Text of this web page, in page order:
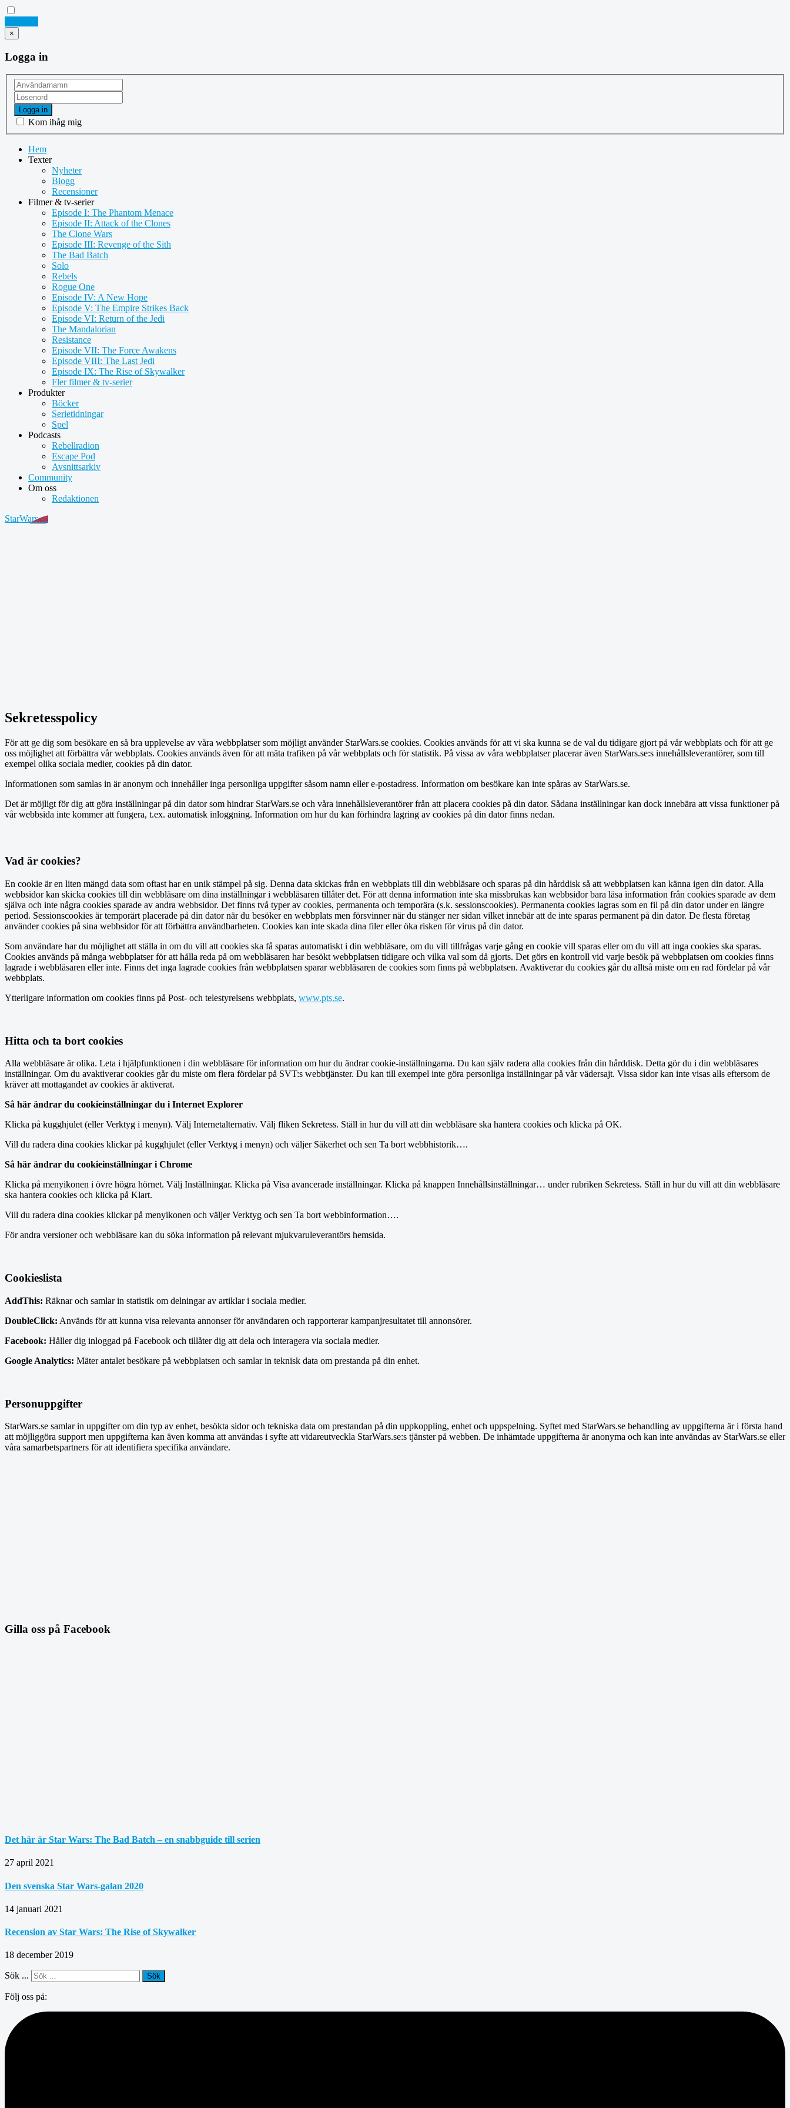
×
Logga in
Logga in
Kom ihåg mig
Hem
Texter
Nyheter
Blogg
Recensioner
Filmer & tv-serier
Episode I: The Phantom Menace
Episode II: Attack of the Clones
The Clone Wars
Episode III: Revenge of the Sith
The Bad Batch
Solo
Rebels
Rogue One
Episode IV: A New Hope
Episode V: The Empire Strikes Back
Episode VI: Return of the Jedi
The Mandalorian
Resistance
Episode VII: The Force Awakens
Episode VIII: The Last Jedi
Episode IX: The Rise of Skywalker
Fler filmer & tv-serier
Produkter
Böcker
Serietidningar
Spel
Podcasts
Rebellradion
Escape Pod
Avsnittsarkiv
Community
Om oss
Redaktionen
StarWars.se
Sekretesspolicy
För att ge dig som besökare en så bra upplevelse av våra webbplatser som möjligt använder StarWars.se cookies. Cookies används för att vi ska kunna se de val du tidigare gjort på vår webbplats och för att ge
oss möjlighet att förbättra vår webbplats. Cookies används även för att mäta trafiken på vår webbplats och för statistik. På vissa av våra webbplatser placerar även StarWars.se:s innehållsleverantörer, som till
exempel olika sociala medier, cookies på din dator.
Informationen som samlas in är anonym och innehåller inga personliga uppgifter såsom namn eller e-postadress. Information om besökare kan inte spåras av StarWars.se.
Det är möjligt för dig att göra inställningar på din dator som hindrar StarWars.se och våra innehållsleverantörer från att placera cookies på din dator. Sådana inställningar kan dock innebära att vissa funktioner på
vår webbsida inte kommer att fungera, t.ex. automatisk inloggning. Information om hur du kan förhindra lagring av cookies på din dator finns nedan.
Vad är cookies?
En cookie är en liten mängd data som oftast har en unik stämpel på sig. Denna data skickas från en webbplats till din webbläsare och sparas på din hårddisk så att webbplatsen kan känna igen din dator. Alla
webbsidor kan skicka cookies till din webbläsare om dina inställningar i webbläsaren tillåter det. För att denna information inte ska missbrukas kan webbsidor bara läsa information från cookies sparade av dem
själva och inte några cookies sparade av andra webbsidor. Det finns två typer av cookies, permanenta och temporära (s.k. sessionscookies). Permanenta cookies lagras som en fil på din dator under en längre
period. Sessionscookies är temporärt placerade på din dator när du besöker en webbplats men försvinner när du stänger ner sidan vilket innebär att de inte sparas permanent på din dator. De flesta företag
använder cookies på sina webbsidor för att förbättra användbarheten. Cookies kan inte skada dina filer eller öka risken för virus på din dator.
Som användare har du möjlighet att ställa in om du vill att cookies ska få sparas automatiskt i din webbläsare, om du vill tillfrågas varje gång en cookie vill sparas eller om du vill att inga cookies ska sparas.
Cookies används på många webbplatser för att hålla reda på om webbläsaren har besökt webbplatsen tidigare och vilka val som då gjorts. Det görs en kontroll vid varje besök på webbplatsen om cookies finns
lagrade i webbläsaren eller inte. Finns det inga lagrade cookies från webbplatsen sparar webbläsaren de cookies som finns på webbplatsen. Avaktiverar du cookies går du alltså miste om en rad fördelar på vår
webbplats.
Ytterligare information om cookies finns på Post- och telestyrelsens webbplats, www.pts.se.
Hitta och ta bort cookies
Alla webbläsare är olika. Leta i hjälpfunktionen i din webbläsare för information om hur du ändrar cookie-inställningarna. Du kan själv radera alla cookies från din hårddisk. Detta gör du i din webbläsares
inställningar. Om du avaktiverar cookies går du miste om flera fördelar på SVT:s webbtjänster. Du kan till exempel inte göra personliga inställningar på vår vädersajt. Vissa sidor kan inte visas alls eftersom de
kräver att mottagandet av cookies är aktiverat.
Så här ändrar du cookieinställningar du i Internet Explorer
Klicka på kugghjulet (eller Verktyg i menyn). Välj Internetalternativ. Välj fliken Sekretess. Ställ in hur du vill att din webbläsare ska hantera cookies och klicka på OK.
Vill du radera dina cookies klickar på kugghjulet (eller Verktyg i menyn) och väljer Säkerhet och sen Ta bort webbhistorik….
Så här ändrar du cookieinställningar i Chrome
Klicka på menyikonen i övre högra hörnet. Välj Inställningar. Klicka på Visa avancerade inställningar. Klicka på knappen Innehållsinställningar… under rubriken Sekretess. Ställ in hur du vill att din webbläsare
ska hantera cookies och klicka på Klart.
Vill du radera dina cookies klickar på menyikonen och väljer Verktyg och sen Ta bort webbinformation….
För andra versioner och webbläsare kan du söka information på relevant mjukvaruleverantörs hemsida.
Cookieslista
AddThis: Räknar och samlar in statistik om delningar av artiklar i sociala medier.
DoubleClick: Används för att kunna visa relevanta annonser för användaren och rapporterar kampanjresultatet till annonsörer.
Facebook: Håller dig inloggad på Facebook och tillåter dig att dela och interagera via sociala medier.
Google Analytics: Mäter antalet besökare på webbplatsen och samlar in teknisk data om prestanda på din enhet.
Personuppgifter
StarWars.se samlar in uppgifter om din typ av enhet, besökta sidor och tekniska data om prestandan på din uppkoppling, enhet och uppspelning. Syftet med StarWars.se behandling av uppgifterna är i första hand
att möjliggöra support men uppgifterna kan även komma att användas i syfte att vidareutveckla StarWars.se:s tjänster på webben. De inhämtade uppgifterna är anonyma och kan inte användas av StarWars.se eller
våra samarbetspartners för att identifiera specifika användare.
Gilla oss på Facebook
Det här är Star Wars: The Bad Batch – en snabbguide till serien
27 april 2021
Den svenska Star Wars-galan 2020
14 januari 2021
Recension av Star Wars: The Rise of Skywalker
18 december 2019
Sök ... Sök
Följ oss på: